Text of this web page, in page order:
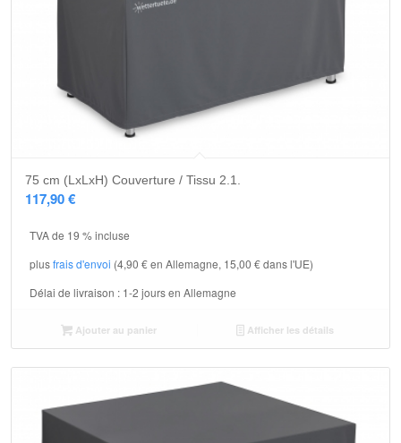
75 cm (LxLxH) Couverture / Tissu 2.1.
117,90€
TVA de 19 % incluse
plusfrais d'envoi (4,90 € en Allemagne, 15,00 € dans l'UE)
Délai de livraison : 1-2 jours en Allemagne
Ajouter au panier Afficher les détails